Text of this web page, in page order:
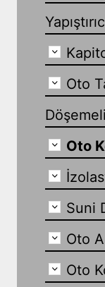
Oto
Oto
Suni
Oto
Oto